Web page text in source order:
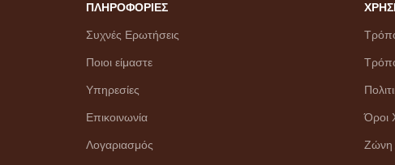
ΠΛΗΡΟΦΟΡΙΕΣ
Συχνές Ερωτήσεις
Ποιοι είμαστε
Υπηρεσίες
Επικοινωνία
Λογαριασμός
Όροι
Ζώνη